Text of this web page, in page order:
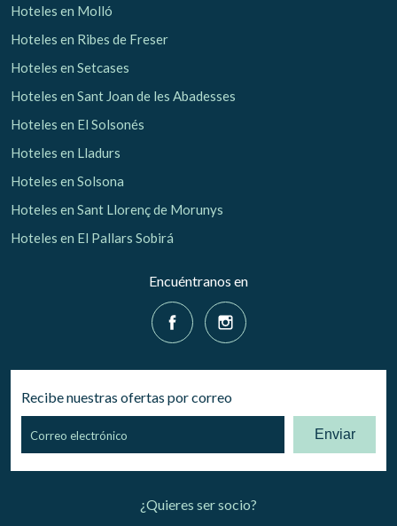
Hoteles en Molló
Hoteles en Ribes de Freser
Hoteles en Setcases
Hoteles en Sant Joan de les Abadesses
Hoteles en El Solsonés
Hoteles en Lladurs
Hoteles en Solsona
Hoteles en Sant Llorenç de Morunys
Hoteles en El Pallars Sobirá
Encuéntranos en
Recibe nuestras ofertas por correo
Enviar
¿Quieres ser socio?